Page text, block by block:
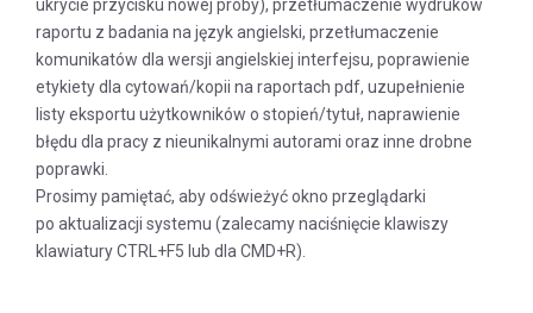
ukrycie przycisku nowej próby), przetłumaczenie wydruków
raportu z badania na język angielski, przetłumaczenie
komunikatów dla wersji angielskiej interfejsu, poprawienie
etykiety dla cytowań/kopii na raportach pdf, uzupełnienie
listy eksportu użytkowników o stopień/tytuł, naprawienie
błędu dla pracy z nieunikalnymi autorami oraz inne drobne
poprawki.
Prosimy pamiętać, aby odświeżyć okno przeglądarki
po aktualizacji systemu (zalecamy naciśnięcie klawiszy
klawiatury CTRL+F5 lub dla CMD+R).